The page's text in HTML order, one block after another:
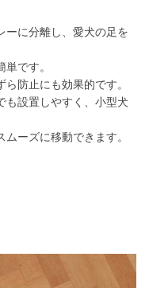
ーに分離し、愛犬の足を
です。
防止にも効果的です。
も設置しやすく、小型犬
ーズに移動できます。